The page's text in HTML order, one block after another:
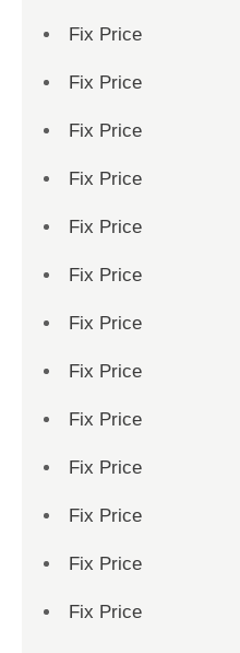
Fix Price
Fix Price
Fix Price
Fix Price
Fix Price
Fix Price
Fix Price
Fix Price
Fix Price
Fix Price
Fix Price
Fix Price
Fix Price